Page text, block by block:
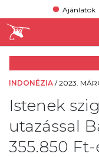
Ajánlatok
INDONÉZIA /2023.
Istenek
utazással
355.850